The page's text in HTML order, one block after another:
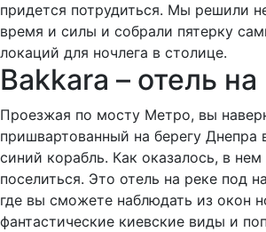
придется потрудиться. Мы решили
время и силы и собрали пятерку
локаций для ночлега в столице.
Bakkara – отель на
Проезжая по мосту Метро, вы
пришвартованный на берегу Днепра
синий корабль. Как оказалось, в
поселиться. Это отель на реке под
где вы сможете наблюдать из окон
фантастические киевские виды и